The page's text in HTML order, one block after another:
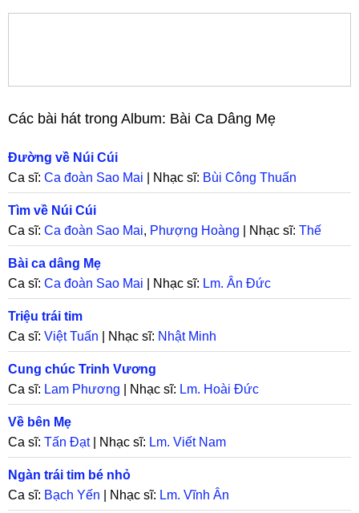
Các bài hát trong Album: Bài Ca Dâng Mẹ
Đường về Núi Cúi
Ca sĩ: Ca đoàn Sao Mai | Nhạc sĩ: Bùi Công Thuấn
Tìm về Núi Cúi
Ca sĩ: Ca đoàn Sao Mai, Phượng Hoàng | Nhạc sĩ: Thế
Thông
Bài ca dâng Mẹ
Ca sĩ: Ca đoàn Sao Mai | Nhạc sĩ: Lm. Ân Đức
Triệu trái tim
Ca sĩ: Việt Tuấn | Nhạc sĩ: Nhật Minh
Cung chúc Trinh Vương
Ca sĩ: Lam Phương | Nhạc sĩ: Lm. Hoài Đức
Về bên Mẹ
Ca sĩ: Tấn Đạt| Nhạc sĩ: Lm. Viết Nam
Ngàn trái tim bé nhỏ
Ca sĩ: Bạch Yến | Nhạc sĩ: Lm. Vĩnh Ân